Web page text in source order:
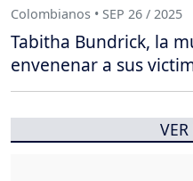
Colombianos • SEP 26 / 2025
Tabitha Bundrick, la
envenenar a sus